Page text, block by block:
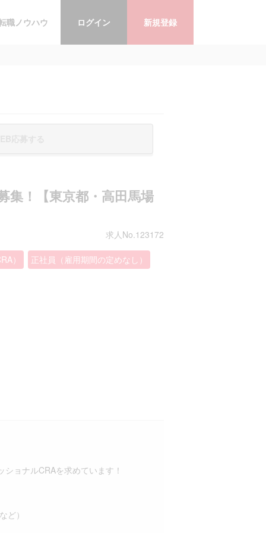
職ノウハウ ログイン 新規登録
集！【東京都・高田馬場
求人No.123172
） 正社員（雇用期間の定めなし）
ョナルCRAを求めています！
ど）